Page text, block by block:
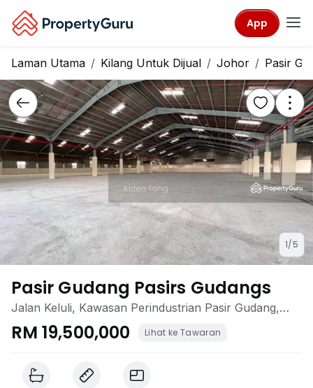
App
Laman Utama Kilang Untuk Dijual Johor Pasir
1/5
Pasir Gudang Pasirs Gudangs
Jalan Keluli, Kawasan Perindustrian Pasir Gudang,
Pasir Gudang, Johor
RM 19,500,000 Lihat ke Tawaran